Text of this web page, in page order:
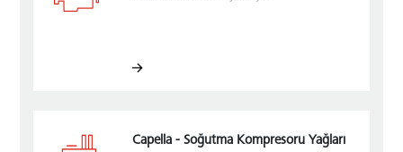
Capella - Soğutma Kompresoru Yağları